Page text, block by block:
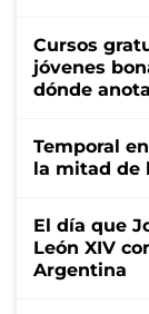
Cursos
jóvenes
dónde
Temporal
la mitad de
El día que
León XIV
Argentina